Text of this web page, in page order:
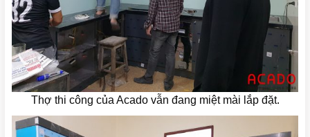
Thợ thi công của Acado vẫn đang miệt mài lắp đặt.